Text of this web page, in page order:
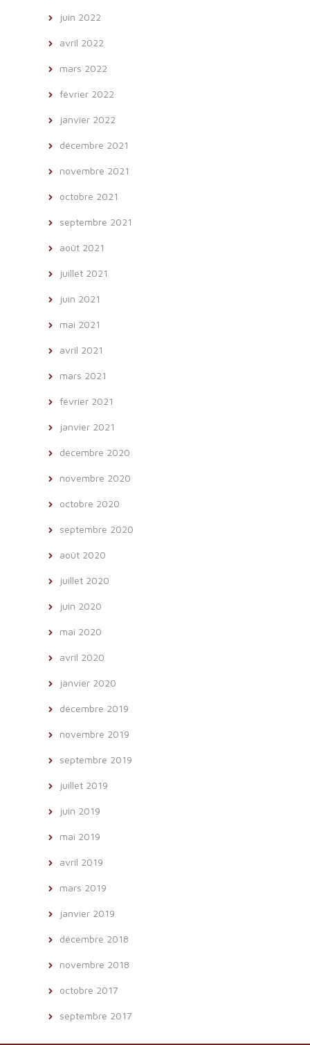
juin 2022
avril 2022
mars 2022
février 2022
janvier 2022
décembre 2021
novembre 2021
octobre 2021
septembre 2021
août 2021
juillet 2021
juin 2021
mai 2021
avril 2021
mars 2021
février 2021
janvier 2021
décembre 2020
novembre 2020
octobre 2020
septembre 2020
août 2020
juillet 2020
juin 2020
mai 2020
avril 2020
janvier 2020
décembre 2019
novembre 2019
septembre 2019
juillet 2019
juin 2019
mai 2019
avril 2019
mars 2019
janvier 2019
décembre 2018
novembre 2018
octobre 2017
septembre 2017